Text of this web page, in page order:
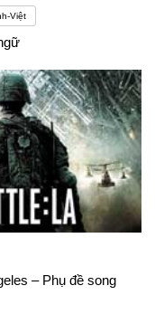
Việt
– Phụ đề song